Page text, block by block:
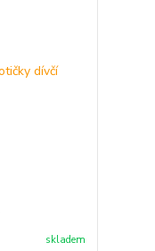
skladem